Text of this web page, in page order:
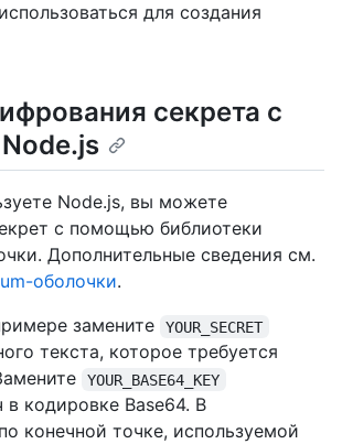
для создания
секрета с
Node.js, вы можете
с помощью библиотеки
Дополнительные сведения см.
оболочки.
замените
YOUR_SECRET
текста, которое требуется
YOUR_BASE64_KEY
кодировке Base64. В
конечной точке, используемой